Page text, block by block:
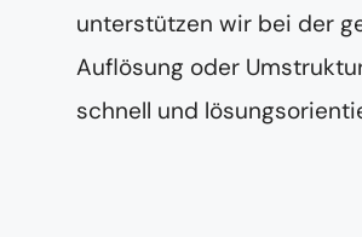
unterstützen wir bei der
Auflösung oder
schnell und